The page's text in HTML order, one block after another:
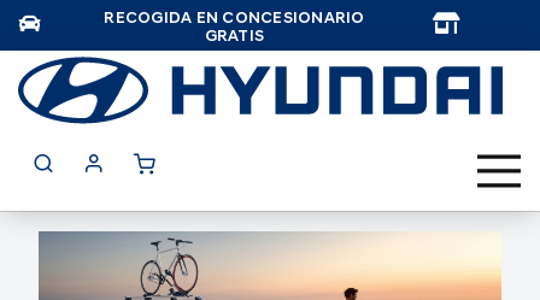
RECOGIDA EN CONCESIONARIO
GRATIS